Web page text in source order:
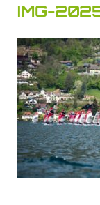
IMG-